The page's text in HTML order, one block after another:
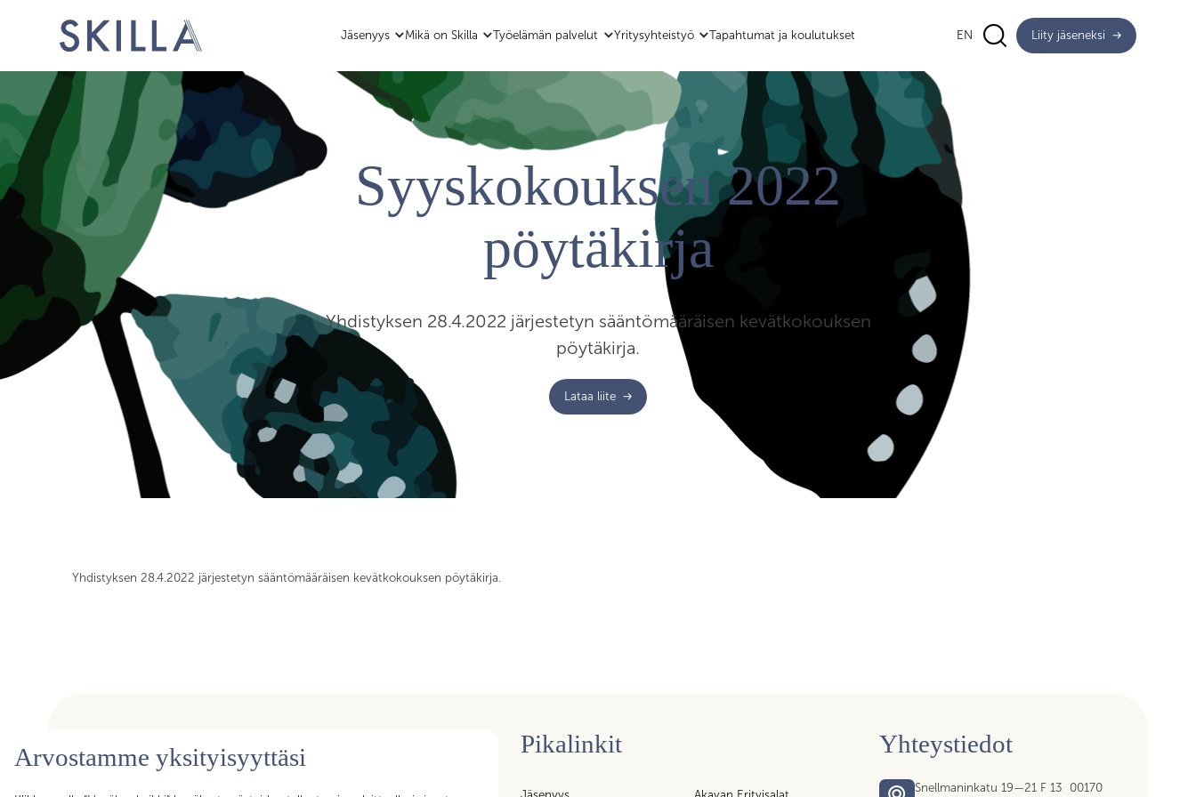
Jäsenyys Mikä on Skilla Työelämän palvelut Yritysyhteistyö Tapahtumat ja koulutukset EN Liity jäseneksi
Syyskokouksen 2022
pöytäkirja
Yhdistyksen 28.4.2022 järjestetyn sääntömääräisen kevätkokouksen
pöytäkirja.
Lataa liite
Yhdistyksen 28.4.2022 järjestetyn sääntömääräisen kevätkokouksen pöytäkirja.
Arvostamme yksityisyyttäsi Pikalinkit Yhteystiedot
Snellmaninkatu 19—21 F 13 00170